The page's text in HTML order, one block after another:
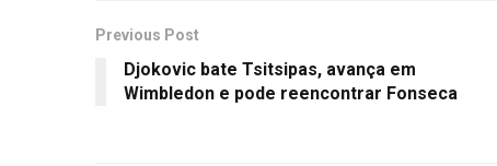
Previous Post
Djokovic bate Tsitsipas, avança em
Wimbledon e pode reencontrar Fonseca